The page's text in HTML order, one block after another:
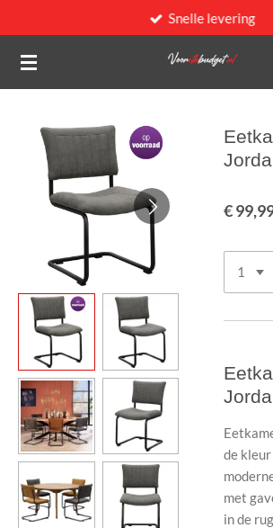
direct
naar
Snelle levering
€
de
met
in de